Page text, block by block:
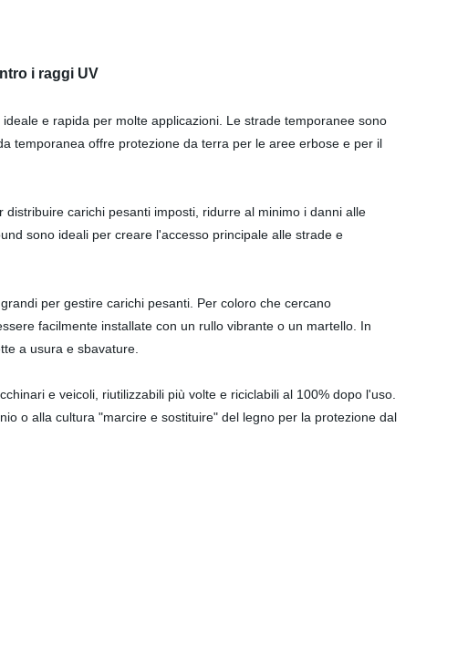
i raggi UV
e rapida per molte applicazioni. Le strade temporanee sono
temporanea offre protezione da terra per le aree erbose e per il
carichi pesanti imposti, ridurre al minimo i danni alle
sono ideali per creare l'accesso principale alle strade e
per gestire carichi pesanti. Per coloro che cercano
facilmente installate con un rullo vibrante o un martello. In
a usura e sbavature.
e veicoli, riutilizzabili più volte e riciclabili al 100% dopo l'uso.
o alla cultura "marcire e sostituire" del legno per la protezione dal